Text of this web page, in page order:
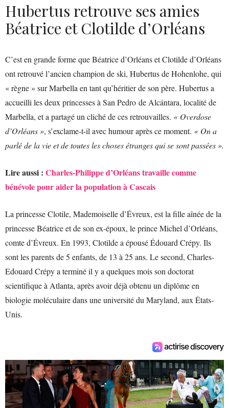
Hubertus retrouve ses amies
Béatrice et Clotilde d’Orléans
C’est en grande forme que Béatrice d’Orléans et Clotilde d’Orléans
ont retrouvé l’ancien champion de ski, Hubertus de Hohenlohe, qui
« règne » sur Marbella en tant qu’héritier de son père. Hubertus a
accueilli les deux princesses à San Pedro de Alcántara, localité de
Marbella, et a partagé un cliché de ces retrouvailles. « Overdose
d’Orléans », s’exclame-t-il avec humour après ce moment. « On a
parlé de la vie et de toutes les choses étranges qui se sont passées ».
Lire aussi : Charles-Philippe d’Orléans travaille comme
bénévole pour aider la population à Cascais
La princesse Clotile, Mademoiselle d’Évreux, est la fille aînée de la
princesse Béatrice et de son ex-époux, le prince Michel d’Orléans,
comte d’Évreux. En 1993, Clotilde a épousé Édouard Crépy. Ils
sont les parents de 5 enfants, de 13 à 25 ans. Le second, Charles-
Edouard Crépy a terminé il y a quelques mois son doctorat
scientifique à Atlanta, après avoir déjà obtenu un diplôme en
biologie moléculaire dans une université du Maryland, aux États-
Unis.